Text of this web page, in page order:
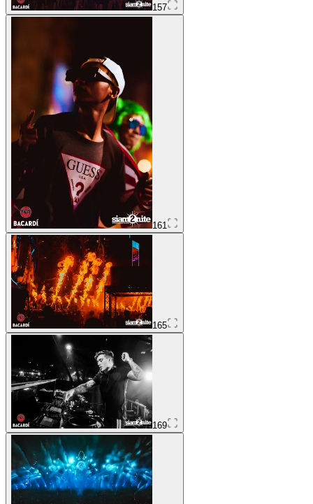
157
161
165
169